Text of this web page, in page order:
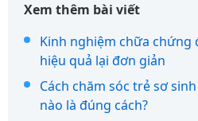
Xem thêm bài viết
Kinh nghiệm chữa chứng
hiệu quả lại đơn giản
Cách chăm sóc trẻ sơ
nào là đúng cách?